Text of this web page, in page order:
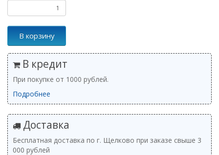
В корзину
В кредит
При покупке от 1000 рублей.
Подробнее
Доставка
Бесплатная доставка по г. Щелково при заказе свыше 3
000 рублей